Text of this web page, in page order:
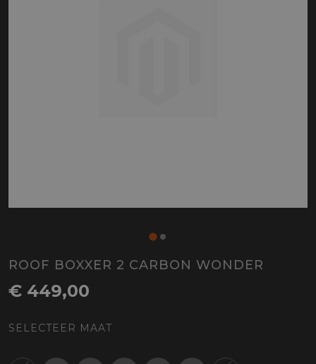
ROOF BOXXER 2 CARBON WONDER
€ 449,00
SELECTEER MAAT